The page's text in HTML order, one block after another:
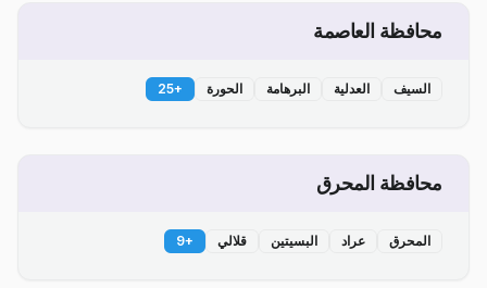
محافظة العاصمة
السيف العدلية البرهامة الحورة +
25
محافظة المحرق
المحرق عراد البسيتين قلالي +
9